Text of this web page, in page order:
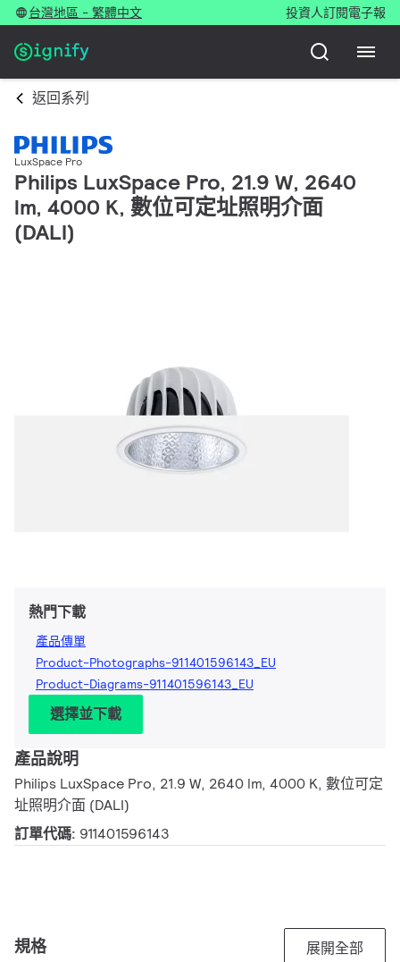
台灣地區 - 繁體中文 投資人訂閱電子報
返回系列
LuxSpace Pro
Philips LuxSpace Pro, 21.9 W, 2640
lm, 4000 K, 數位可定址照明介面
(DALI)
熱門下載
產品傳單
Product-Photographs-911401596143_EU
Product-Diagrams-911401596143_EU
選擇並下載
產品說明
Philips LuxSpace Pro, 21.9 W, 2640 lm, 4000 K, 數位可定
址照明介面 (DALI)
訂單代碼: 911401596143
規格 展開全部